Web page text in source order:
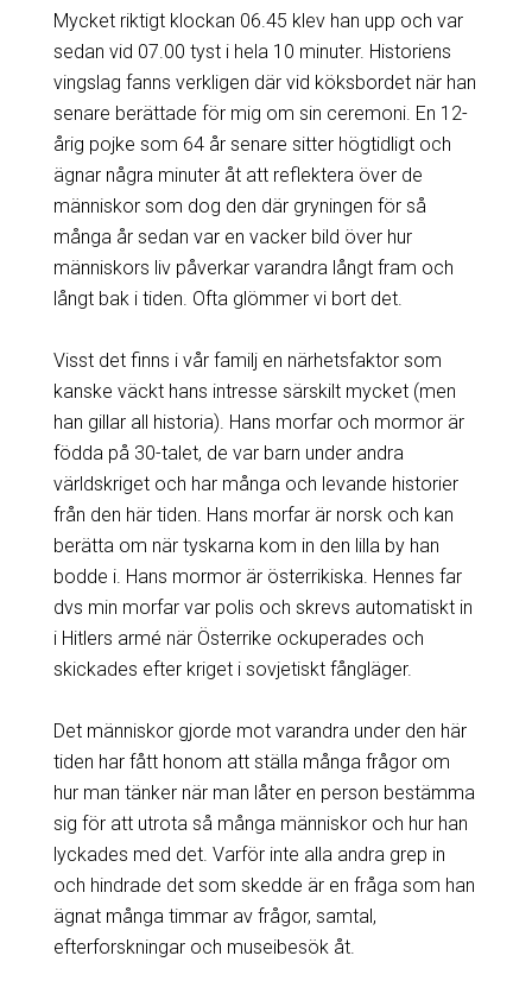
Mycket riktigt klockan 06.45 klev han upp och var
sedan vid 07.00 tyst i hela 10 minuter. Historiens
vingslag fanns verkligen där vid köksbordet när han
senare berättade för mig om sin ceremoni. En 12-
årig pojke som 64 år senare sitter högtidligt och
ägnar några minuter åt att reflektera över de
människor som dog den där gryningen för så
många år sedan var en vacker bild över hur
människors liv påverkar varandra långt fram och
långt bak i tiden. Ofta glömmer vi bort det.
Visst det finns i vår familj en närhetsfaktor som
kanske väckt hans intresse särskilt mycket (men
han gillar all historia). Hans morfar och mormor är
födda på 30-talet, de var barn under andra
världskriget och har många och levande historier
från den här tiden. Hans morfar är norsk och kan
berätta om när tyskarna kom in den lilla by han
bodde i. Hans mormor är österrikiska. Hennes far
dvs min morfar var polis och skrevs automatiskt in
i Hitlers armé när Österrike ockuperades och
skickades efter kriget i sovjetiskt fångläger.
Det människor gjorde mot varandra under den här
tiden har fått honom att ställa många frågor om
hur man tänker när man låter en person bestämma
sig för att utrota så många människor och hur han
lyckades med det. Varför inte alla andra grep in
och hindrade det som skedde är en fråga som han
ägnat många timmar av frågor, samtal,
efterforskningar och museibesök åt.